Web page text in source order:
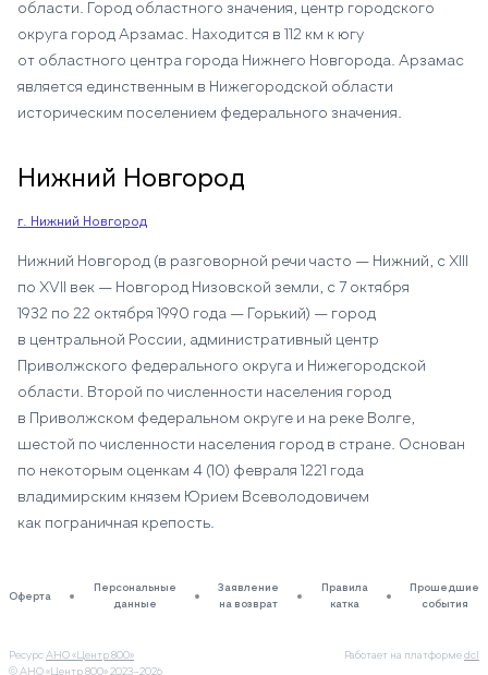
области. Город областного значения, центр городского
округа город Арзамас. Находится в 112 км к югу
от областного центра города Нижнего Новгорода. Арзамас
является единственным в Нижегородской области
историческим поселением федерального значения.
Нижний Новгород
г. Нижний Новгород
Нижний Новгород (в разговорной речи часто — Нижний, c XIII
по XVII век — Новгород Низовской земли, с 7 октября
1932 по 22 октября 1990 года — Горький) — город
в центральной России, административный центр
Приволжского федерального округа и Нижегородской
области. Второй по численности населения город
в Приволжском федеральном округе и на реке Волге,
шестой по численности населения город в стране. Основан
по некоторым оценкам 4 (10) февраля 1221 года
владимирским князем Юрием Всеволодовичем
как пограничная крепость.
Оферта
Персональные
данные
Заявление
на возврат
Правила
катка
Прошедшие
события
Ресурс АНО «Центр 800»
© АНО «Центр 800» 2023–2026
Работает на платформе dcl